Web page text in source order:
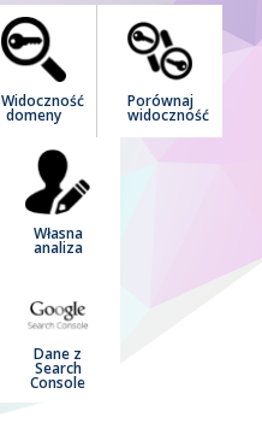
Widoczność
domeny
Porównaj
widoczność
Własna
analiza
Dane z
Search
Console